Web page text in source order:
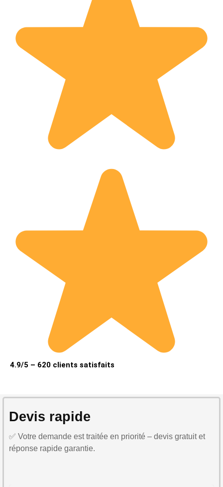
4.9/5 – 620 clients satisfaits
Devis rapide
✅ Votre demande est traitée en priorité – devis gratuit et
réponse rapide garantie.